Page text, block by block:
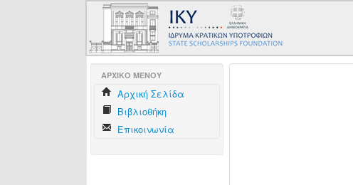
AΡΧΙΚΟ ΜΕΝΟΥ
Aρχική Σελίδα
Βιβλιοθήκη
Επικοινωνία